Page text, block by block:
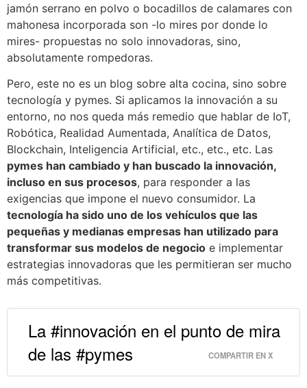
jamón serrano en polvo o bocadillos de calamares con
mahonesa incorporada son -lo mires por donde lo
mires- propuestas no solo innovadoras, sino,
absolutamente rompedoras.
Pero, este no es un blog sobre alta cocina, sino sobre
tecnología y pymes. Si aplicamos la innovación a su
entorno, no nos queda más remedio que hablar de IoT,
Robótica, Realidad Aumentada, Analítica de Datos,
Blockchain, Inteligencia Artificial, etc., etc., etc. Las
pymes han cambiado y han buscado la innovación,
incluso en sus procesos, para responder a las
exigencias que impone el nuevo consumidor. La
tecnología ha sido uno de los vehículos que las
pequeñas y medianas empresas han utilizado para
transformar sus modelos de negocio e implementar
estrategias innovadoras que les permitieran ser mucho
más competitivas.
La #innovación en el punto de mira
de las #pymes
COMPARTIR EN X